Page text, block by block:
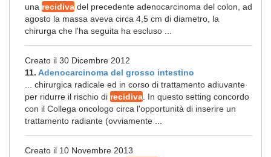
una recidiva del precedente adenocarcinoma del colon, ad
agosto la massa aveva circa 4,5 cm di diametro, la
chirurga che l'ha seguita ha escluso ...
Creato il 30 Dicembre 2012
11. Adenocarcinoma del grosso intestino
... chirurgica radicale ed in corso di trattamento adiuvante
per ridurre il rischio di recidiva . In questo setting concordo
con il Collega oncologo circa l'opportunità di inserire un
trattamento radiante (ovviamente ...
Creato il 10 Novembre 2013